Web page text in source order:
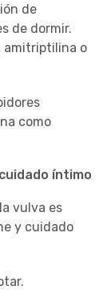
de
de dormir.
amitriptilina o
como
íntimo
vulva es
y cuidado